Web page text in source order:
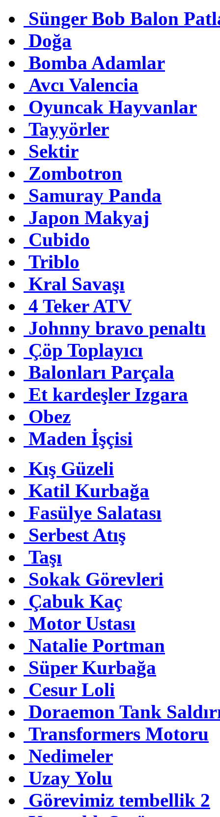
Sünger Bob Balon
Doğa
Bomba Adamlar
Avcı Valencia
Oyuncak Hayvanlar
Tayyörler
Sektir
Zombotron
Samuray Panda
Japon Makyaj
Cubido
Triblo
Kral Savaşı
4 Teker ATV
Johnny bravo penaltı
Çöp Toplayıcı
Balonları Parçala
Et kardeşler Izgara
Obez
Maden İşçisi
Kış Güzeli
Katil Kurbağa
Fasülye Salatası
Serbest Atış
Taşı
Sokak Görevleri
Çabuk Kaç
Motor Ustası
Natalie Portman
Süper Kurbağa
Cesur Loli
Doraemon Tank
Transformers Motoru
Nedimeler
Uzay Yolu
Görevimiz tembellik 2